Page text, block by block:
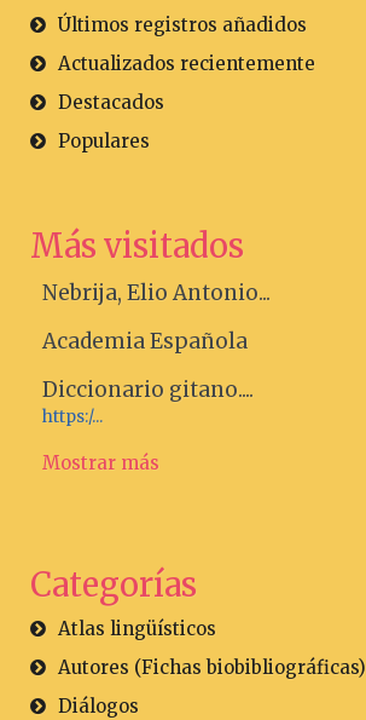
Últimos registros añadidos
Actualizados recientemente
Destacados
Populares
Más visitados
Nebrija, Elio Antonio...
Academia Española
Diccionario gitano....
https:/...
Mostrar más
Categorías
Atlas lingüísticos
Autores (Fichas biobibliográficas)
Diálogos